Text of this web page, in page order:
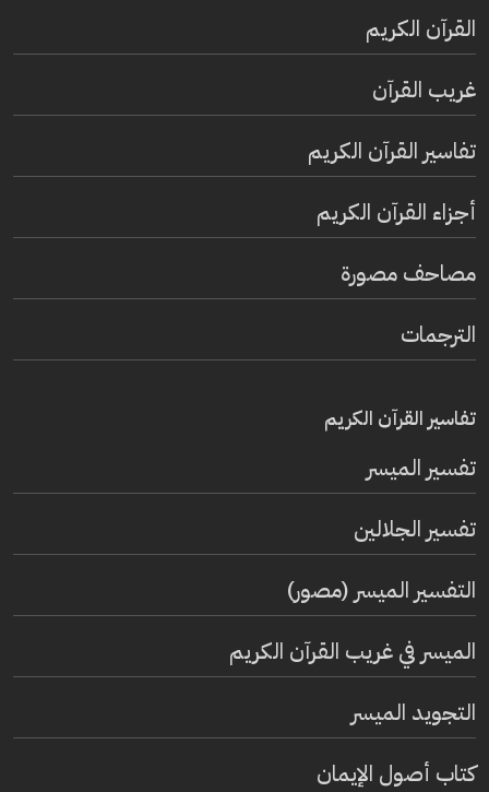
القرآن الكريم
غريب القرآن
تفاسير القرآن الكريم
أجزاء القرآن الكريم
مصاحف مصورة
الترجمات
تفاسير القرآن الكريم
تفسير المیسر
تفسير الجلالين
التفسير الميسر (مصور)
الميسر في غريب القرآن الكريم
التجويد الميسر
كتاب أصول الإيمان